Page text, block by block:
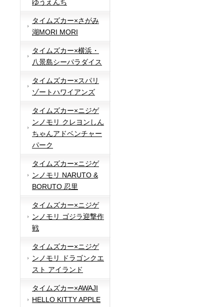
ゆうえんち
タイムズカー×さがみ
湖MORI MORI
タイムズカー×横浜・
八景島シーパラダイス
タイムズカー×スパリ
ゾートハワイアンズ
タイムズカー×ニジゲ
ンノモリ クレヨンしん
ちゃんアドベンチャー
パーク
タイムズカー×ニジゲ
ンノモリ NARUTO &
BORUTO 忍里
タイムズカー×ニジゲ
ンノモリ ゴジラ迎撃作
戦
タイムズカー×ニジゲ
ンノモリ ドラゴンクエ
スト アイランド
タイムズカー×AWAJI
HELLO KITTY APPLE